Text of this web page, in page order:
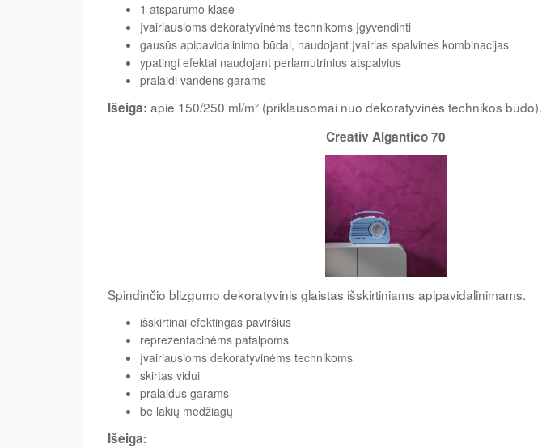
1 atsparumo klasė
įvairiausioms dekoratyvinėms technikoms įgyvendinti
gausūs apipavidalinimo būdai, naudojant įvairias spalvines kombinacijas
ypatingi efektai naudojant perlamutrinius atspalvius
pralaidi vandens garams
Išeiga: apie 150/250 ml/m² (priklausomai nuo dekoratyvinės technikos būdo).
Creativ Algantico 70
Spindinčio blizgumo dekoratyvinis glaistas išskirtiniams apipavidalinimams.
išskirtinai efektingas paviršius
reprezentacinėms patalpoms
įvairiausioms dekoratyvinėms technikoms
skirtas vidui
pralaidus garams
be lakių medžiagų
Išeiga: